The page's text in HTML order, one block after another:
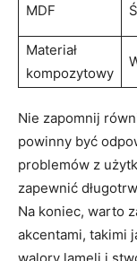
MDF
Materiał
kompozytowy
Nie zapomnij
powinny być
problemów z
zapewnić
Na koniec, warto
akcentami, takimi